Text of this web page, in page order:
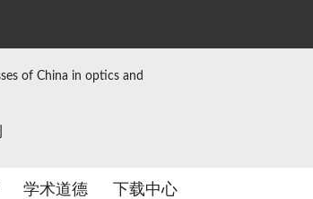
of China in optics and
学术道德 下载中心